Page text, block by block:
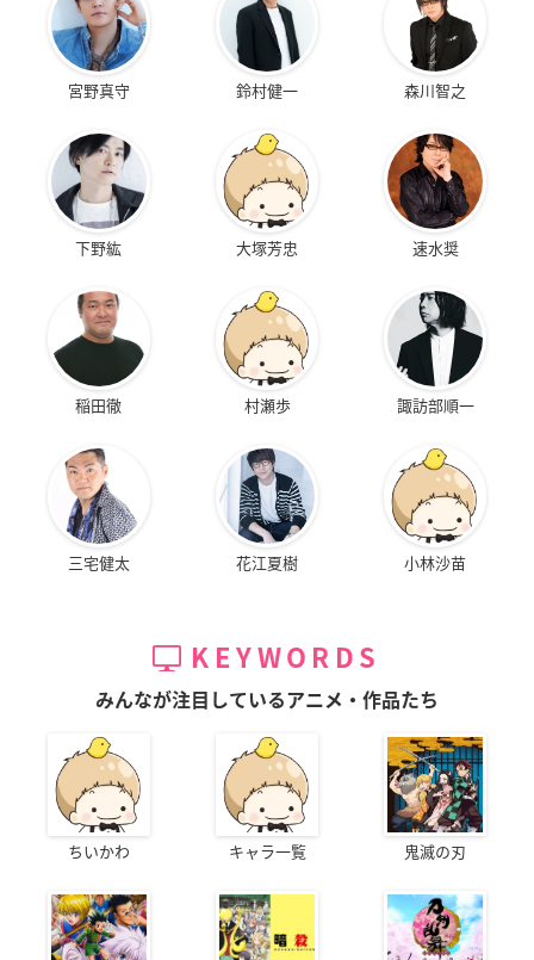
宮野真守 鈴村健一 森川智之
下野紘 大塚芳忠 速水奨
稲田徹 村瀬歩 諏訪部順一
三宅健太 花江夏樹 小林沙苗
KEYWORDS
みんなが注目しているアニメ・作品たち
ちいかわ キャラ一覧 鬼滅の刃